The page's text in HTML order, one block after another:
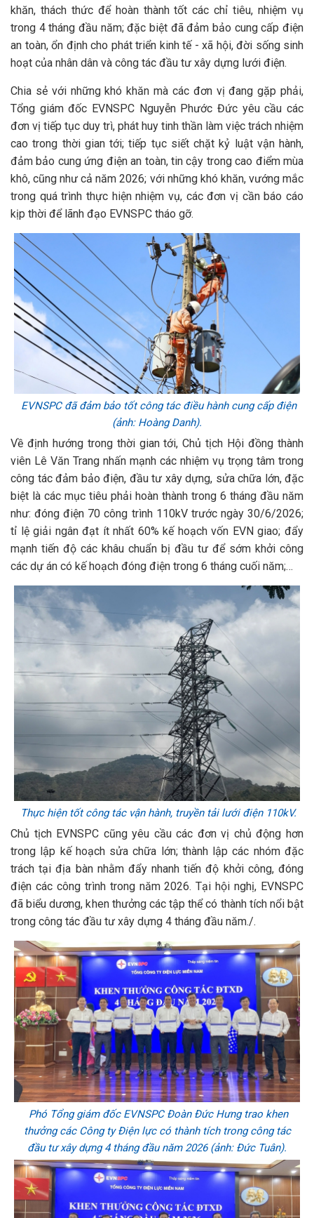
khăn, thách thức để hoàn thành tốt các chỉ tiêu, nhiệm vụ
trong 4 tháng đầu năm; đặc biệt đã đảm bảo cung cấp điện
an toàn, ổn định cho phát triển kinh tế - xã hội, đời sống sinh
hoạt của nhân dân và công tác đầu tư xây dựng lưới điện.
Chia sẻ với những khó khăn mà các đơn vị đang gặp phải,
Tổng giám đốc EVNSPC Nguyễn Phước Đức yêu cầu các
đơn vị tiếp tục duy trì, phát huy tinh thần làm việc trách nhiệm
cao trong thời gian tới; tiếp tục siết chặt kỷ luật vận hành,
đảm bảo cung ứng điện an toàn, tin cậy trong cao điểm mùa
khô, cũng như cả năm 2026; với những khó khăn, vướng mắc
trong quá trình thực hiện nhiệm vụ, các đơn vị cần báo cáo
kịp thời để lãnh đạo EVNSPC tháo gỡ.
EVNSPC đã đảm bảo tốt công tác điều hành cung cấp điện
(ảnh: Hoàng Danh).
Về định hướng trong thời gian tới, Chủ tịch Hội đồng thành
viên Lê Văn Trang nhấn mạnh các nhiệm vụ trọng tâm trong
công tác đảm bảo điện, đầu tư xây dựng, sửa chữa lớn, đặc
biệt là các mục tiêu phải hoàn thành trong 6 tháng đầu năm
như: đóng điện 70 công trình 110kV trước ngày 30/6/2026;
tỉ lệ giải ngân đạt ít nhất 60% kế hoạch vốn EVN giao; đẩy
mạnh tiến độ các khâu chuẩn bị đầu tư để sớm khởi công
các dự án có kế hoạch đóng điện trong 6 tháng cuối năm;…
Thực hiện tốt công tác vận hành, truyền tải lưới điện 110kV.
Chủ tịch EVNSPC cũng yêu cầu các đơn vị chủ động hơn
trong lập kế hoạch sửa chữa lớn; thành lập các nhóm đặc
trách tại địa bàn nhằm đẩy nhanh tiến độ khởi công, đóng
điện các công trình trong năm 2026. Tại hội nghị, EVNSPC
đã biểu dương, khen thưởng các tập thể có thành tích nổi bật
trong công tác đầu tư xây dựng 4 tháng đầu năm./.
Phó Tổng giám đốc EVNSPC Đoàn Đức Hưng trao khen
thưởng các Công ty Điện lực có thành tích trong công tác
đầu tư xây dựng 4 tháng đầu năm 2026 (ảnh: Đức Tuân).